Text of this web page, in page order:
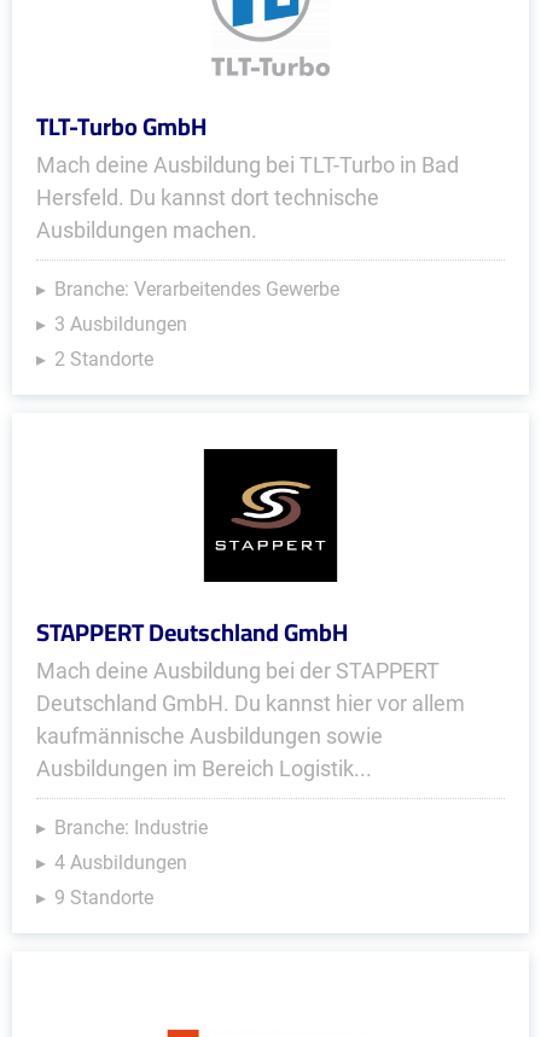
TLT-Turbo GmbH
Mach deine Ausbildung bei TLT-Turbo in Bad
Hersfeld. Du kannst dort technische
Ausbildungen machen.
Branche: Verarbeitendes Gewerbe
3 Ausbildungen
2 Standorte
STAPPERT Deutschland GmbH
Mach deine Ausbildung bei der STAPPERT
Deutsch­land GmbH. Du kannst hier vor allem
kaufmännische Ausbildungen sowie
Ausbildungen im Bereich Logistik...
Branche: Industrie
4 Ausbildungen
9 Standorte